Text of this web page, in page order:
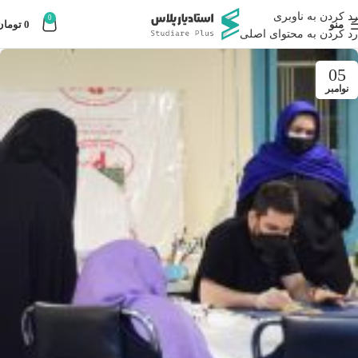
رد کردن به ناوبری
رد کردن به محتوای اصلی
منو
0
0
05
نوامبر